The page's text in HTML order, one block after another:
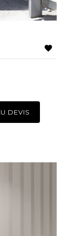

DEVIS